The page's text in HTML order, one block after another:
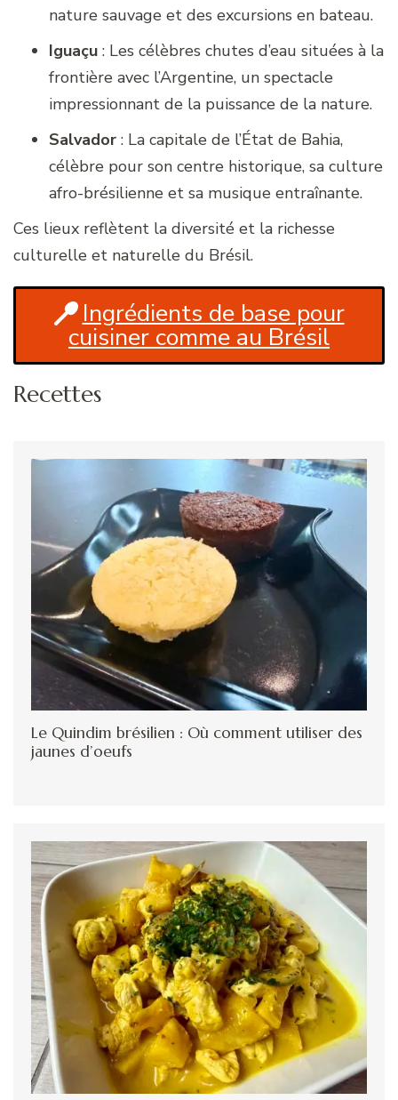
nature sauvage et des excursions en bateau.
Iguaçu : Les célèbres chutes d’eau situées à la
frontière avec l’Argentine, un spectacle
impressionnant de la puissance de la nature.
Salvador : La capitale de l’État de Bahia,
célèbre pour son centre historique, sa culture
afro-brésilienne et sa musique entraînante.
Ces lieux reflètent la diversité et la richesse
culturelle et naturelle du Brésil.
Ingrédients de base pour
cuisiner comme au Brésil
Recettes
Le Quindim brésilien : Où comment utiliser des
jaunes d’oeufs